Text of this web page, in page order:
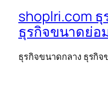
shoplri.com
ธุรกิจขนาดย่อ
ธุรกิจขนาดกลาง ธุรกิ